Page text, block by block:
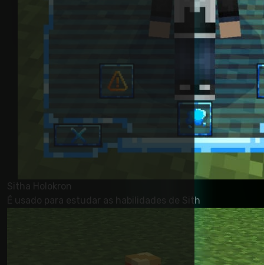
Sitha Holokron
É usado para estudar as habilidades de Sith